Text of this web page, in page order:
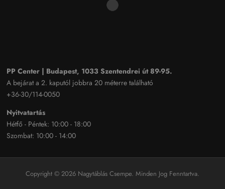
PP Center | Budapest, 1033 Szentendrei út 89-95.
A bejárat a 2. kaputól jobbra 20 méterre található
+36-30/114-0050
Nyitvatartás
Hétfő - Péntek: 10:00 - 18:00
Szombat: 10:00 - 14:00
Copyright © 2026 Nagytáblás Csempe. Minden Jog Fenntartva.